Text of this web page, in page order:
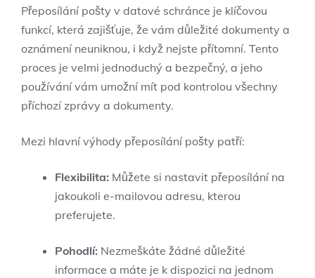
Přeposílání pošty v datové schránce je klíčovou
funkcí, která zajišťuje, že vám důležité dokumenty a
oznámení neuniknou, i když nejste přítomní. Tento
proces je velmi jednoduchý a bezpečný, a jeho
používání vám umožní mít pod kontrolou všechny
příchozí zprávy a dokumenty.
Mezi hlavní výhody přeposílání pošty patří:
Flexibilita: Můžete si nastavit přeposílání na
jakoukoli e-mailovou adresu, kterou
preferujete.
Pohodlí: Nezmeškáte žádné důležité
informace a máte je k dispozici na jednom